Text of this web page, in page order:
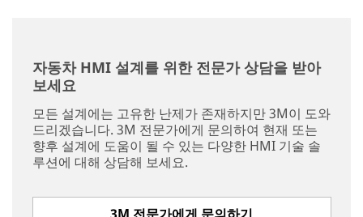
자동차 HMI 설계를 위한 전문가 상담을 받아
보세요
모든 설계에는 고유한 난제가 존재하지만 3M이 도와
드리겠습니다. 3M 전문가에게 문의하여 현재 또는
향후 설계에 도움이 될 수 있는 다양한 HMI 기술 솔
루션에 대해 상담해 보세요.